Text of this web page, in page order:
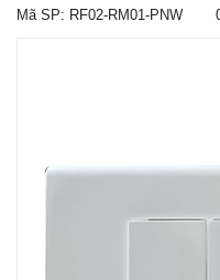
Mã SP: RF02-RM01-PNW